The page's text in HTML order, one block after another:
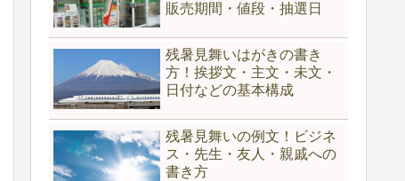
販売期間・値段・抽選日
残暑見舞いはがきの書き
方！挨拶文・主文・未文・
日付などの基本構成
残暑見舞いの例文！ビジネ
ス・先生・友人・親戚への
書き方